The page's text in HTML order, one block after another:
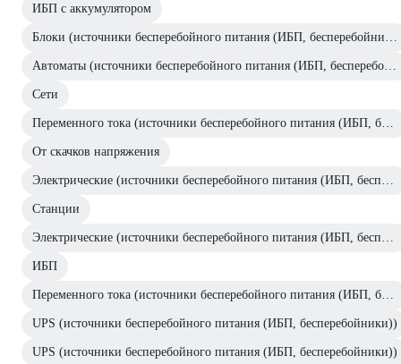
ИБП с аккумулятором
Сети
От скачков напряжения
Станции
ИБП
UPS (источники бесперебойного питания (ИБП, бесперебойники))
UPS (источники бесперебойного питания (ИБП, бесперебойники))